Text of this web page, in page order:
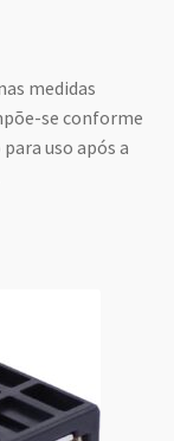
medidas
se conforme
uso após a